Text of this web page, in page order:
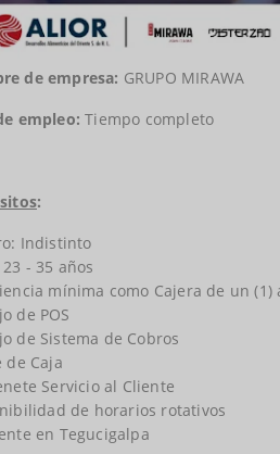
de empresa: GRUPO MIRAWA
empleo:Tiempo completo
:
Indistinto
- 35 años
mínima como Cajera de un
de POS
de Sistema de Cobros
de Caja
Servicio al Cliente
de horarios rotativos
en Tegucigalpa